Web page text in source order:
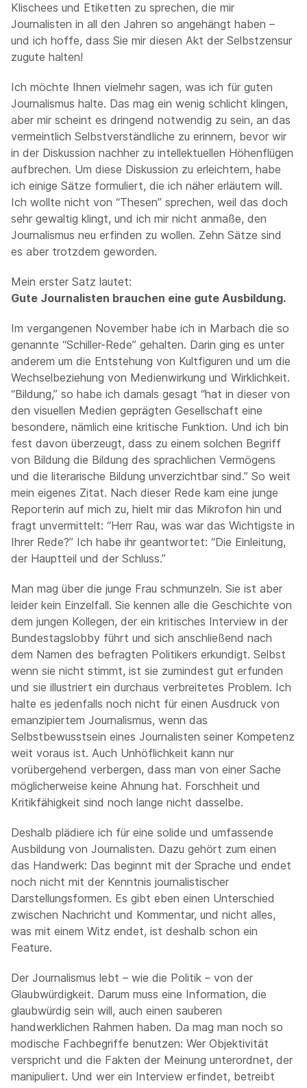
Klischees und Etiketten zu sprechen, die mir
Journalisten in all den Jahren so angehängt haben –
und ich hoffe, dass Sie mir diesen Akt der Selbstzensur
zugute halten!
Ich möchte Ihnen vielmehr sagen, was ich für guten
Journalismus halte. Das mag ein wenig schlicht klingen,
aber mir scheint es dringend notwendig zu sein, an das
vermeintlich Selbstverständliche zu erinnern, bevor wir
in der Diskussion nachher zu intellektuellen Höhenflügen
aufbrechen. Um diese Diskussion zu erleichtern, habe
ich einige Sätze formuliert, die ich näher erläutern will.
Ich wollte nicht von “Thesen” sprechen, weil das doch
sehr gewaltig klingt, und ich mir nicht anmaße, den
Journalismus neu erfinden zu wollen. Zehn Sätze sind
es aber trotzdem geworden.
Mein erster Satz lautet:
Gute Journalisten brauchen eine gute Ausbildung.
Im vergangenen November habe ich in Marbach die so
genannte “Schiller-Rede” gehalten. Darin ging es unter
anderem um die Entstehung von Kultfiguren und um die
Wechselbeziehung von Medienwirkung und Wirklichkeit.
“Bildung,” so habe ich damals gesagt “hat in dieser von
den visuellen Medien geprägten Gesellschaft eine
besondere, nämlich eine kritische Funktion. Und ich bin
fest davon überzeugt, dass zu einem solchen Begriff
von Bildung die Bildung des sprachlichen Vermögens
und die literarische Bildung unverzichtbar sind.” So weit
mein eigenes Zitat. Nach dieser Rede kam eine junge
Reporterin auf mich zu, hielt mir das Mikrofon hin und
fragt unvermittelt: “Herr Rau, was war das Wichtigste in
Ihrer Rede?” Ich habe ihr geantwortet: “Die Einleitung,
der Hauptteil und der Schluss.”
Man mag über die junge Frau schmunzeln. Sie ist aber
leider kein Einzelfall. Sie kennen alle die Geschichte von
dem jungen Kollegen, der ein kritisches Interview in der
Bundestagslobby führt und sich anschließend nach
dem Namen des befragten Politikers erkundigt. Selbst
wenn sie nicht stimmt, ist sie zumindest gut erfunden
und sie illustriert ein durchaus verbreitetes Problem. Ich
halte es jedenfalls noch nicht für einen Ausdruck von
emanzipiertem Journalismus, wenn das
Selbstbewusstsein eines Journalisten seiner Kompetenz
weit voraus ist. Auch Unhöflichkeit kann nur
vorübergehend verbergen, dass man von einer Sache
möglicherweise keine Ahnung hat. Forschheit und
Kritikfähigkeit sind noch lange nicht dasselbe.
Deshalb plädiere ich für eine solide und umfassende
Ausbildung von Journalisten. Dazu gehört zum einen
das Handwerk: Das beginnt mit der Sprache und endet
noch nicht mit der Kenntnis journalistischer
Darstellungsformen. Es gibt eben einen Unterschied
zwischen Nachricht und Kommentar, und nicht alles,
was mit einem Witz endet, ist deshalb schon ein
Feature.
Der Journalismus lebt – wie die Politik – von der
Glaubwürdigkeit. Darum muss eine Information, die
glaubwürdig sein will, auch einen sauberen
handwerklichen Rahmen haben. Da mag man noch so
modische Fachbegriffe benutzen: Wer Objektivität
verspricht und die Fakten der Meinung unterordnet, der
manipuliert. Und wer ein Interview erfindet, betreibt